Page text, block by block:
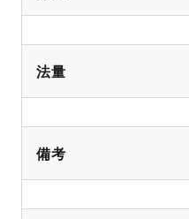
法量
備考